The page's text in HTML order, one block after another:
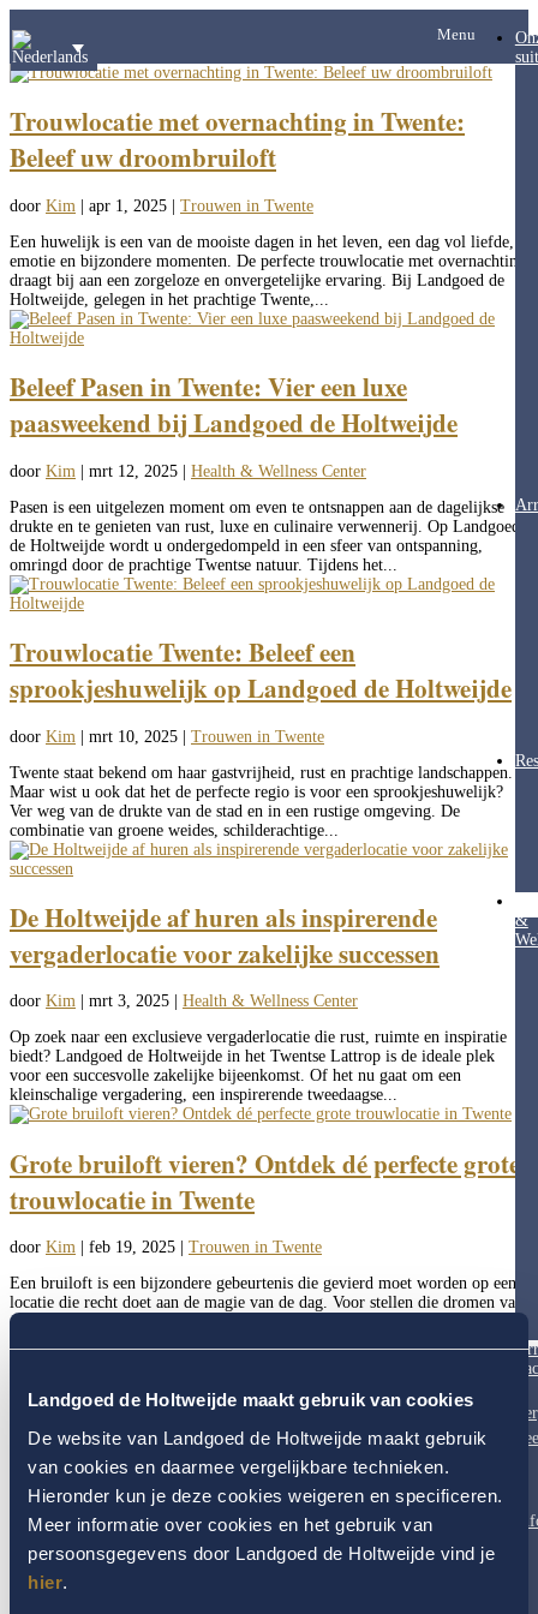
Landgoed de Holtweijde maakt gebruik van cookies
De website van Landgoed de Holtweijde maakt gebruik
van cookies en daarmee vergelijkbare technieken.
Hieronder kun je deze cookies weigeren en specificeren.
Meer informatie over cookies en het gebruik van
persoonsgegevens door Landgoed de Holtweijde vind je
hier.
Menu
&
Trouwlocatie met overnachting in Twente:
Beleef uw droombruiloft
door Kim apr 1, 2025
Trouwen in Twente
Een huwelijk is een van de mooiste dagen in het leven, een dag vol liefde,
emotie en bijzondere momenten. De perfecte trouwlocatie met overnachting
draagt bij aan een zorgeloze en onvergetelijke ervaring. Bij Landgoed de
Holtweijde, gelegen in het prachtige Twente,...
Beleef Pasen in Twente: Vier een luxe
paasweekend bij Landgoed de Holtweijde
door Kim | mrt 12, 2025 | Health & Wellness Center
Pasen is een uitgelezen moment om even te ontsnappen aan de dagelijkse
drukte en te genieten van rust, luxe en culinaire verwennerij. Op Landgoed
de Holtweijde wordt u ondergedompeld in een sfeer van ontspanning,
omringd door de prachtige Twentse natuur. Tijdens het...
Trouwlocatie Twente: Beleef een
sprookjeshuwelijk op Landgoed de Holtweijde
door Kim | mrt 10, 2025 | Trouwen in Twente
Twente staat bekend om haar gastvrijheid, rust en prachtige landschappen.
Maar wist u ook dat het de perfecte regio is voor een sprookjeshuwelijk?
Ver weg van de drukte van de stad en in een rustige omgeving. De
combinatie van groene weides, schilderachtige...
De Holtweijde af huren als inspirerende
vergaderlocatie voor zakelijke successen
door Kim mrt 3, 2025
Health & Wellness Center
Op zoek naar een exclusieve vergaderlocatie die rust, ruimte en inspiratie
biedt? Landgoed de Holtweijde in het Twentse Lattrop is de ideale plek
voor een succesvolle zakelijke bijeenkomst. Of het nu gaat om een
kleinschalige vergadering, een inspirerende tweedaagse...
Grote bruiloft vieren? Ontdek dé perfecte grote
trouwlocatie in Twente
door Kim feb 19, 2025
Trouwen in Twente
Een bruiloft is een bijzondere gebeurtenis die gevierd moet worden op een
locatie die recht doet aan de magie van de dag. Voor stellen die dromen van
een groot trouwfeest met al hun dierbaren, biedt Landgoed de Holtweijde
Volg ons
Genieten is van alle tijden
Of het nu lente, zomer, herfst of winter is, op Landgoed de Holtweijde laat